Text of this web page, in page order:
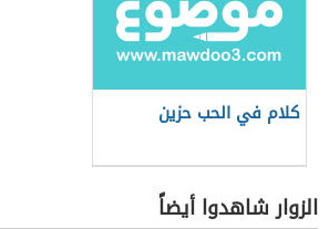
كلام في الحب حزين
الزوار شاهدوا أيضاً